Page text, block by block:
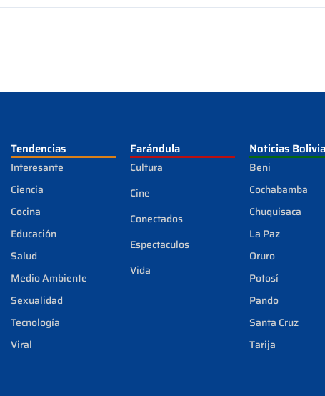
Tendencias
Interesante
Ciencia
Cocina
Educación
Salud
Medio Ambiente
Sexualidad
Tecnología
Viral
Farándula
Cultura
Cine
Conectados
Espectaculos
Vida
Noticias Bolivia
Beni
Cochabamba
Chuquisaca
La Paz
Oruro
Potosí
Pando
Santa Cruz
Tarija